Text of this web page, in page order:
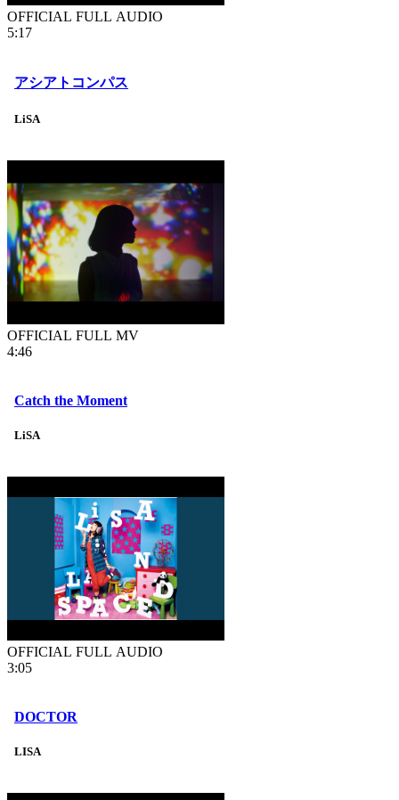
OFFICIAL FULL AUDIO
5:17
アシアトコンパス
LiSA
OFFICIAL FULL MV
4:46
Catch the Moment
LiSA
OFFICIAL FULL AUDIO
3:05
DOCTOR
LISA